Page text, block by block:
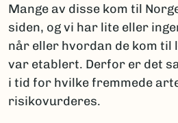
Mange av disse kom til
siden, og vi har lite eller
når eller hvordan de kom til
var etablert. Derfor er det
i tid for hvilke fremmede
risikovurderes.